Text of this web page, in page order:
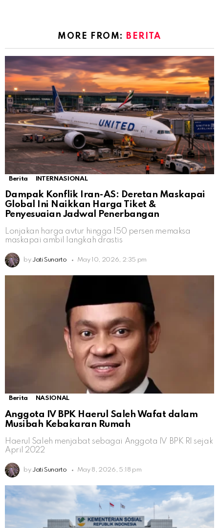
MORE FROM: BERITA
Berita INTERNASIONAL
Dampak Konflik Iran-AS: Deretan Maskapai
Global Ini Naikkan Harga Tiket &
Penyesuaian Jadwal Penerbangan
Lonjakan harga avtur hingga 150 persen memaksa
maskapai ambil langkah drastis
by Jati Sunarto May 10, 2026, 2:35 pm
Berita NASIONAL
Anggota IV BPK Haerul Saleh Wafat dalam
Musibah Kebakaran Rumah
Haerul Saleh menjabat sebagai Anggota IV BPK RI sejak
April 2022
by Jati Sunarto May 8, 2026, 5:18 pm